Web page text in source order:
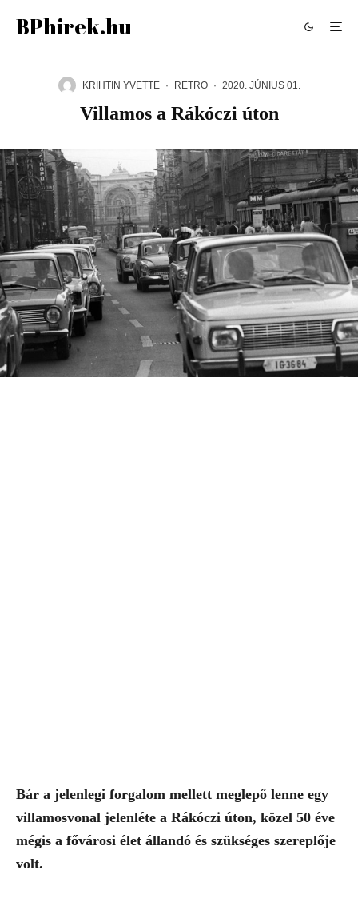
BPhirek.hu
KRIHTIN YVETTE · RETRO · 2020. JÚNIUS 01.
Villamos a Rákóczi úton
Bár a jelenlegi forgalom mellett meglepő lenne egy
villamosvonal jelenléte a Rákóczi úton, közel 50 éve
mégis a fővárosi élet állandó és szükséges szereplője
volt.